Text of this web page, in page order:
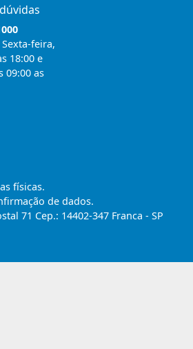
feira,
18:00 e
09:00 as
físicas.
de dados.
71 Cep.: 14402-347 Franca - SP